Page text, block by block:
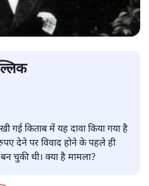
गई किताब में यह दावा किया गया है
देने पर विवाद होने के पहले ही
चुकी थी। क्या है मामला?